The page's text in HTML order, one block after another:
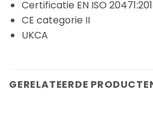
Certificatie EN ISO
CE categorie II
UKCA
GERELATEERDE